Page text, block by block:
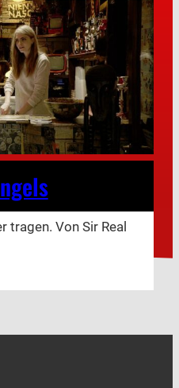
tragen. Von Sir Real